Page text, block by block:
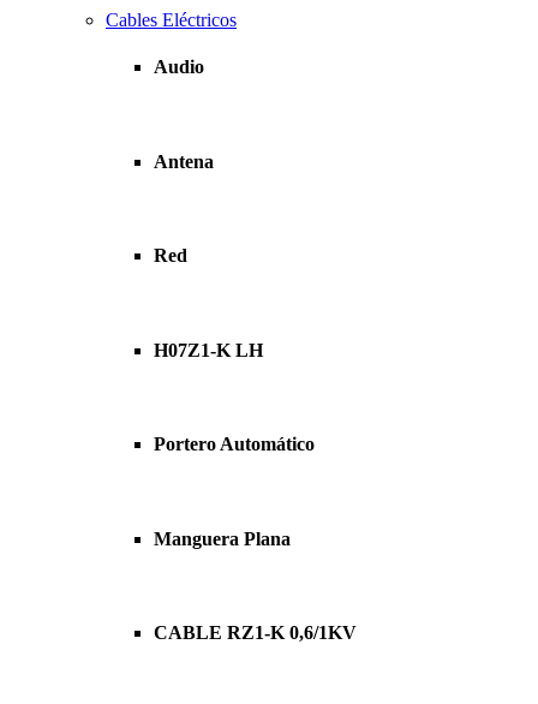
Cables Eléctricos
Audio
Antena
Red
H07Z1-K LH
Portero Automático
Manguera Plana
CABLE RZ1-K 0,6/1KV